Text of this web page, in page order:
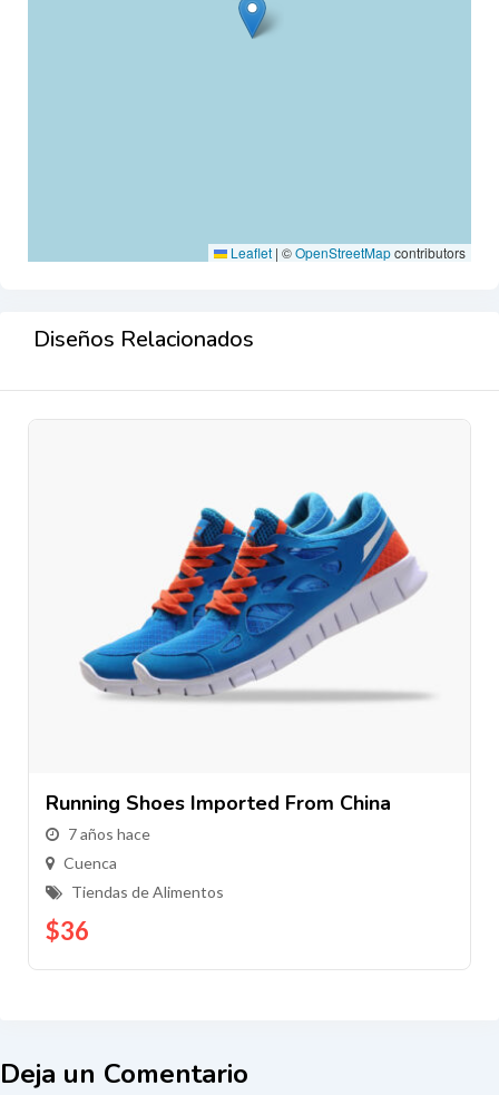
Leaflet | ©OpenStreetMapcontributors
Diseños Relacionados
Running Shoes Imported From China
7 años hace
Cuenca
Tiendas de Alimentos
$36
Deja un Comentario